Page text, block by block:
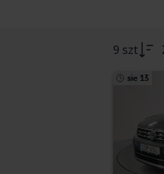
9 szt
sie 13